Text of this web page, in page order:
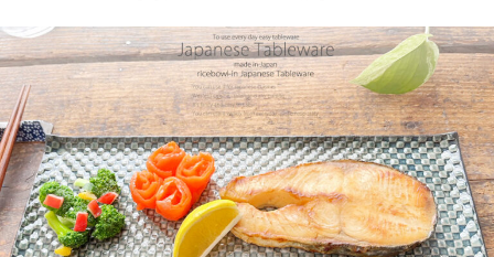
2022/11/22
≪再入荷≫ お待たせしました！窯出し入荷しました♪職人の手で
そ～っとくぼませた変型どんぶり 黒釉ブラック
2022/11/15
≪おすすめ≫ さむ～い朝にあったかスープ♪松助窯 しのぎ 片手
スープカップ